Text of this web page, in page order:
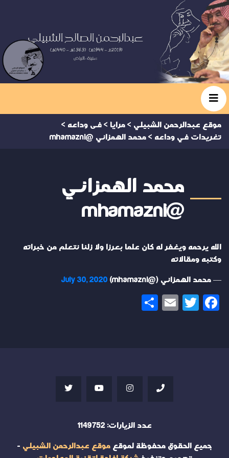
موقع عبدالرحمن الشبيلي > مرايا > فى وداعه >
تغريدات في وداعه > محمد الهمزاني @mhamazni
محمد الهمزاني
@mhamazni
الله يرحمه ويغفر له كان علما بعرزا ولا زلنا نتعلم من خبراته
وكتبه ومقالاته
— محمد الهمزاني (@mhamazni) July 30, 2020
Facebook
Twitter
Email
عدد الزيارات: 1149752
جميع الحقوق محفوظة لموقعموقع عبدالرحمن الشبيلي -